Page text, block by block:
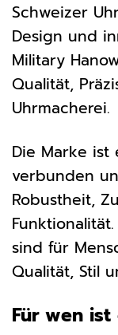
Schweizer
Design und
Military
Qualität,
Uhrmacherei.
Die Marke
verbunden
Robustheit,
sind für
Qualität, Stil
Für wen